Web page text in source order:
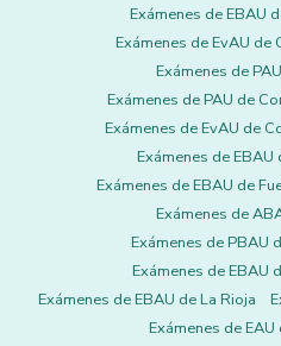
Exámenes de EBAU
Exámenes de EvAU de
Exámenes de
Exámenes de PAU de
Exámenes de EvAU de
Exámenes de
Exámenes de EBAU de
Exámenes de
Exámenes de PBAU
Exámenes de EBAU
Exámenes de EBAU de La Rioja
Exámenes de